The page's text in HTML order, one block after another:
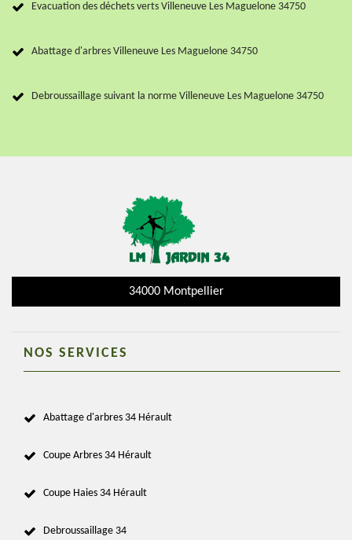
Evacuation des déchets verts Villeneuve Les Maguelone 34750
Abattage d'arbres Villeneuve Les Maguelone 34750
Debroussaillage suivant la norme Villeneuve Les Maguelone 34750
34000 Montpellier
NOS SERVICES
Abattage d'arbres 34 Hérault
Coupe Arbres 34 Hérault
Coupe Haies 34 Hérault
Debroussaillage 34